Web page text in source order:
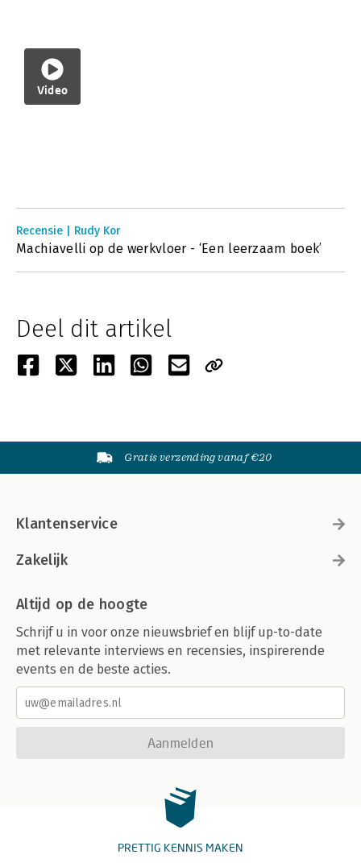
Video
Recensie | Rudy Kor
Machiavelli op de werkvloer - ‘Een leerzaam boek’
Deel dit artikel
Gratis verzending vanaf €20
Klantenservice
Zakelijk
Altijd op de hoogte
Schrijf u in voor onze nieuwsbrief en blijf up-to-date
met relevante interviews en recensies, inspirerende
events en de beste acties.
Aanmelden
PRETTIG KENNIS MAKEN